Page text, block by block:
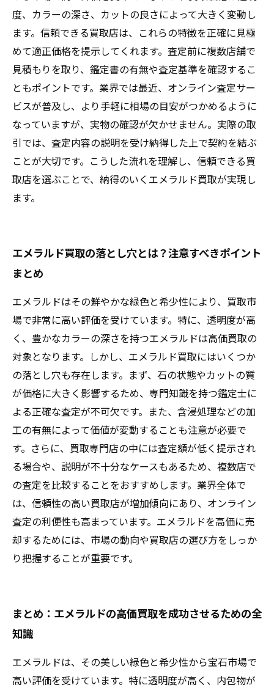
度、カラーの深さ、カットの良さによって大きく変動し
ます。信頼できる買取店は、これらの特徴を正確に見極
めて適正価格を提示してくれます。査定前に複数店舗で
見積もりを取り、鑑定書の有無や査定基準を確認するこ
ともポイントです。業界では最近、オンライン査定サー
ビスが普及し、より手軽に相場の目安がつかめるように
なっていますが、実物の確認が欠かせません。実際の取
引では、査定内容の説明を受け納得した上で契約を結ぶ
ことが大切です。こうした流れを理解し、信頼できる買
取店を選ぶことで、納得のいくエメラルド買取が実現し
ます。
エメラルド買取の落とし穴とは？注意すべきポイント
まとめ
エメラルドはその鮮やかな緑色と希少性により、買取市
場で非常に高い評価を受けています。特に、透明度が高
く、豊かなカラーの深さを持つエメラルドは高価買取の
対象となります。しかし、エメラルド買取にはいくつか
の落とし穴も存在します。まず、石の状態やカットの質
が価格に大きく影響するため、専門知識を持つ鑑定士に
よる正確な査定が不可欠です。また、含浸処理などの加
工の有無によって価値が変動することも注意が必要で
す。さらに、買取専門店の中には査定額が低く提示され
る場合や、説明が不十分なケースもあるため、複数店で
の査定を比較することをおすすめします。業界全体で
は、信頼性の高い買取店が増加傾向にあり、オンライン
査定の利便性も高まっています。エメラルドを高価に売
却するためには、市場の動向や買取店の選び方をしっか
り把握することが重要です。
まとめ：エメラルドの高価買取を成功させるための全
知識
エメラルドは、その美しい緑色と希少性から宝石市場で
高い評価を受けています。特に透明度が高く、内包物が